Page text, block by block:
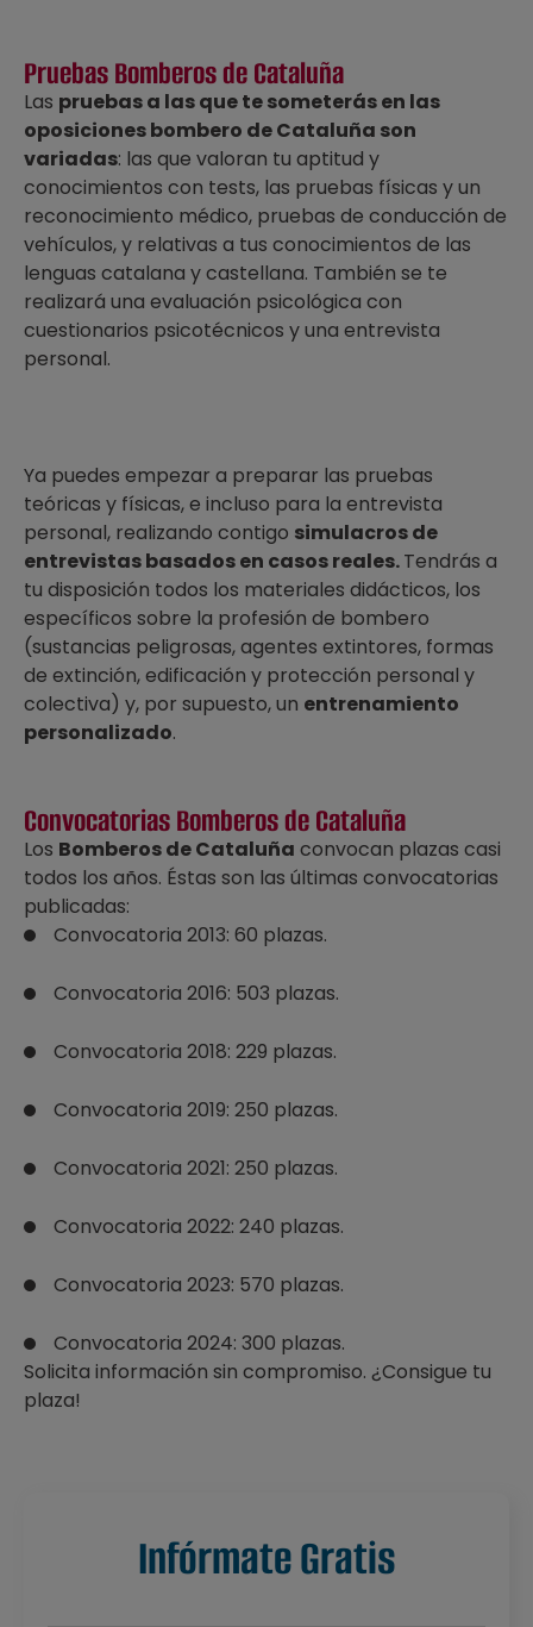
Pruebas Bomberos de Cataluña
Las pruebas a las que te someterás en las
oposiciones bombero de Cataluña son
variadas: las que valoran tu aptitud y
conocimientos con tests, las pruebas físicas y un
reconocimiento médico, pruebas de conducción de
vehículos, y relativas a tus conocimientos de las
lenguas catalana y castellana. También se te
realizará una evaluación psicológica con
cuestionarios psicotécnicos y una entrevista
personal.
Ya puedes empezar a preparar las pruebas
teóricas y físicas, e incluso para la entrevista
personal, realizando contigo simulacros de
entrevistas basados en casos reales.Tendrás a
tu disposición todos los materiales didácticos, los
específicos sobre la profesión de bombero
(sustancias peligrosas, agentes extintores, formas
de extinción, edificación y protección personal y
colectiva) y, por supuesto, un entrenamiento
personalizado.
Convocatorias Bomberos de Cataluña
Los Bomberos de Cataluña convocan plazas casi
todos los años. Éstas son las últimas convocatorias
publicadas:
Convocatoria 2013: 60 plazas.
Convocatoria 2016: 503 plazas.
Convocatoria 2018: 229 plazas.
Convocatoria 2019: 250 plazas.
Convocatoria 2021: 250 plazas.
Convocatoria 2022: 240 plazas.
Convocatoria 2023: 570 plazas.
Convocatoria 2024: 300 plazas.
Solicita información sin compromiso. ¿Consigue tu
plaza!
Infórmate Gratis